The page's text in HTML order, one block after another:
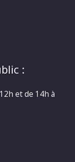
:
et de 14h à